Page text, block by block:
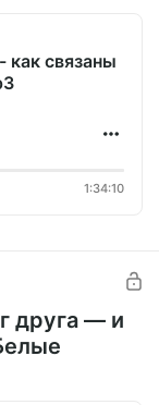
как связаны
1:34:10
друга — и